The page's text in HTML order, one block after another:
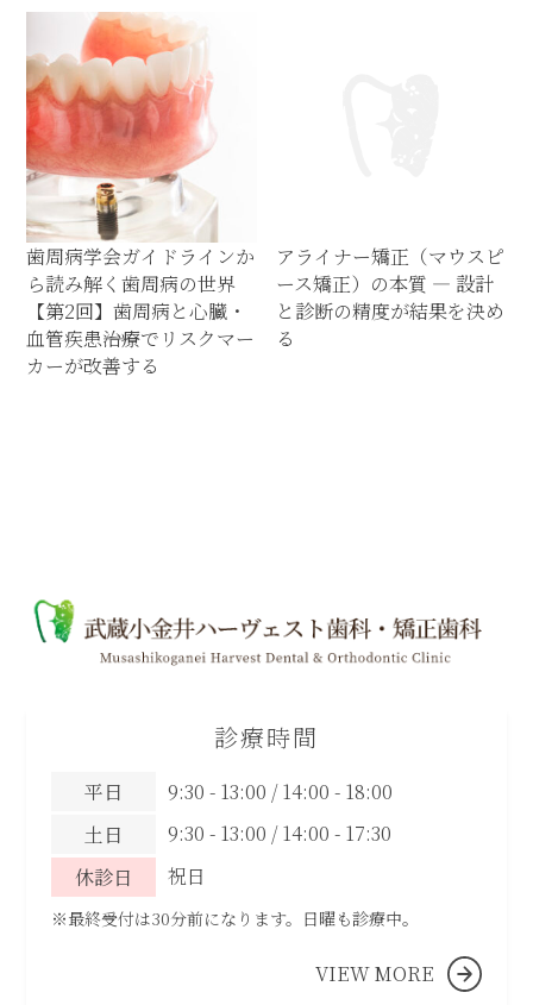
歯周病学会ガイドラインか
ら読み解く歯周病の世界
【第2回】歯周病と心臓・
血管疾患――治療でリスクマー
カーが改善する
アライナー矯正（マウスピ
ース矯正）の本質 ― 設計
と診断の精度が結果を決め
る
診療時間
平日
9:30 - 13:00 / 14:00 - 18:00
土日
9:30 - 13:00 / 14:00 - 17:30
休診日
祝日
※最終受付は30分前になります。日曜も診療中。
VIEW MORE